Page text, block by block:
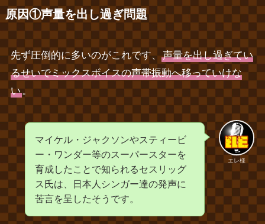
原因①声量を出し過ぎ問題
先ず圧倒的に多いのがこれです、声量を出し過ぎてい
るせいでミックスボイスの声帯振動へ移っていけな
い。
エレ様
マイケル・ジャクソンやスティービ
ー・ワンダー等のスーパースターを
育成したことで知られるセスリッグ
ス氏は、日本人シンガー達の発声に
苦言を呈したそうです。